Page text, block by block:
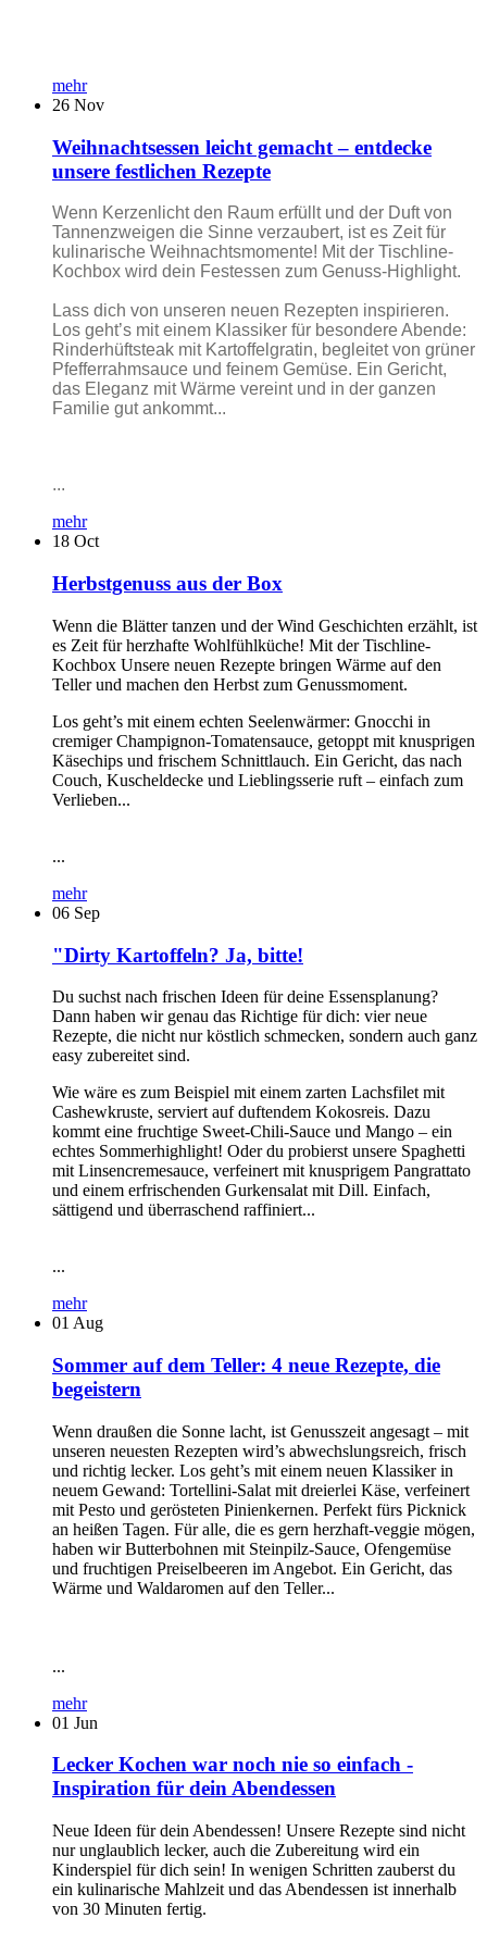
mehr
26 Nov
Weihnachtsessen leicht gemacht – entdecke
unsere festlichen Rezepte
Wenn Kerzenlicht den Raum erfüllt und der Duft von
Tannenzweigen die Sinne verzaubert, ist es Zeit für
kulinarische Weihnachtsmomente! Mit der Tischline-
Kochbox wird dein Festessen zum Genuss-Highlight.
Lass dich von unseren neuen Rezepten inspirieren.
Los geht’s mit einem Klassiker für besondere Abende:
Rinderhüftsteak mit Kartoffelgratin, begleitet von grüner
Pfefferrahmsauce und feinem Gemüse. Ein Gericht,
das Eleganz mit Wärme vereint und in der ganzen
Familie gut ankommt...
...
mehr
18 Oct
Herbstgenuss aus der Box
Wenn die Blätter tanzen und der Wind Geschichten erzählt, ist
es Zeit für herzhafte Wohlfühlküche! Mit der Tischline-
Kochbox Unsere neuen Rezepte bringen Wärme auf den
Teller und machen den Herbst zum Genussmoment.
Los geht’s mit einem echten Seelenwärmer: Gnocchi in
cremiger Champignon-Tomatensauce, getoppt mit knusprigen
Käsechips und frischem Schnittlauch. Ein Gericht, das nach
Couch, Kuscheldecke und Lieblingsserie ruft – einfach zum
Verlieben...
...
mehr
06 Sep
"Dirty Kartoffeln? Ja, bitte!
Du suchst nach frischen Ideen für deine Essensplanung?
Dann haben wir genau das Richtige für dich: vier neue
Rezepte, die nicht nur köstlich schmecken, sondern auch ganz
easy zubereitet sind.
Wie wäre es zum Beispiel mit einem zarten Lachsfilet mit
Cashewkruste, serviert auf duftendem Kokosreis. Dazu
kommt eine fruchtige Sweet-Chili-Sauce und Mango – ein
echtes Sommerhighlight! Oder du probierst unsere Spaghetti
mit Linsencremesauce, verfeinert mit knusprigem Pangrattato
und einem erfrischenden Gurkensalat mit Dill. Einfach,
sättigend und überraschend raffiniert...
...
mehr
01 Aug
Sommer auf dem Teller: 4 neue Rezepte, die
begeistern
Wenn draußen die Sonne lacht, ist Genusszeit angesagt – mit
unseren neuesten Rezepten wird’s abwechslungsreich, frisch
und richtig lecker. Los geht’s mit einem neuen Klassiker in
neuem Gewand: Tortellini-Salat mit dreierlei Käse, verfeinert
mit Pesto und gerösteten Pinienkernen. Perfekt fürs Picknick
an heißen Tagen. Für alle, die es gern herzhaft-veggie mögen,
haben wir Butterbohnen mit Steinpilz-Sauce, Ofengemüse
und fruchtigen Preiselbeeren im Angebot. Ein Gericht, das
Wärme und Waldaromen auf den Teller...
...
mehr
01 Jun
Lecker Kochen war noch nie so einfach -
Inspiration für dein Abendessen
Neue Ideen für dein Abendessen! Unsere Rezepte sind nicht
nur unglaublich lecker, auch die Zubereitung wird ein
Kinderspiel für dich sein! In wenigen Schritten zauberst du
ein kulinarische Mahlzeit und das Abendessen ist innerhalb
von 30 Minuten fertig.